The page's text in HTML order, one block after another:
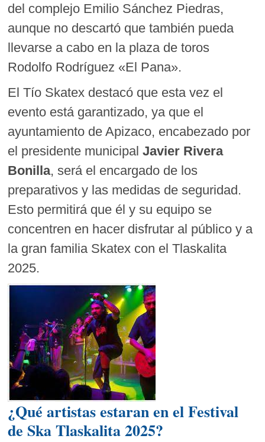
del complejo Emilio Sánchez Piedras,
aunque no descartó que también pueda
llevarse a cabo en la plaza de toros
Rodolfo Rodríguez «El Pana».
El Tío Skatex destacó que esta vez el
evento está garantizado, ya que el
ayuntamiento de Apizaco, encabezado por
el presidente municipalJavier Rivera
Bonilla, será el encargado de los
preparativos y las medidas de seguridad.
Esto permitirá que él y su equipo se
concentren en hacer disfrutar al público y a
la gran familia Skatex con el Tlaskalita
2025.
¿Qué artistas estaran en el Festival
de Ska Tlaskalita 2025?